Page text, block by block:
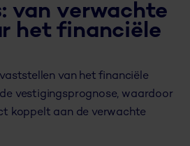
van verwachte
het financiële
van het financiële
vestigingsprognose, waardoor
koppelt aan de verwachte